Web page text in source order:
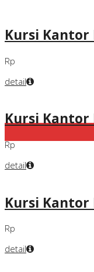
Kursi Kantor
Rp
detail
Kursi Kantor
Rp
detail
Kursi Kantor
Rp
detail